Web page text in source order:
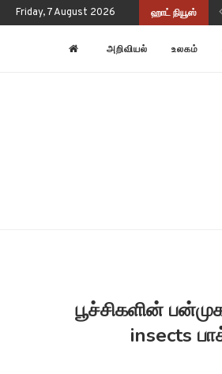
Friday, 7 August 2026 ஹாட் நியூஸ்
அறிவியல் உலகம்
பூச்சிகளின்
insects